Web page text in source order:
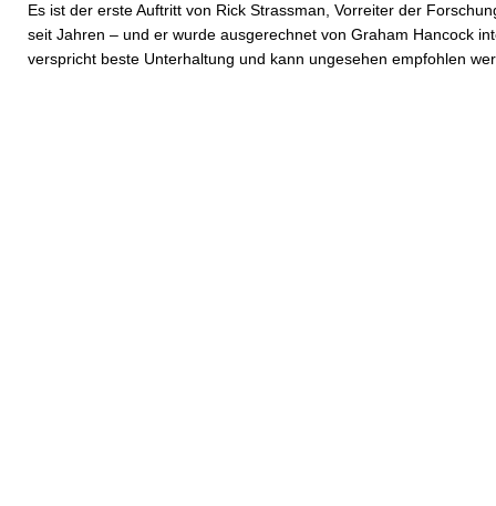
Es ist der erste Auftritt von Rick Strassman, Vorreiter der
seit Jahren – und er wurde ausgerechnet von Graham Hancock
verspricht beste Unterhaltung und kann ungesehen empfohlen